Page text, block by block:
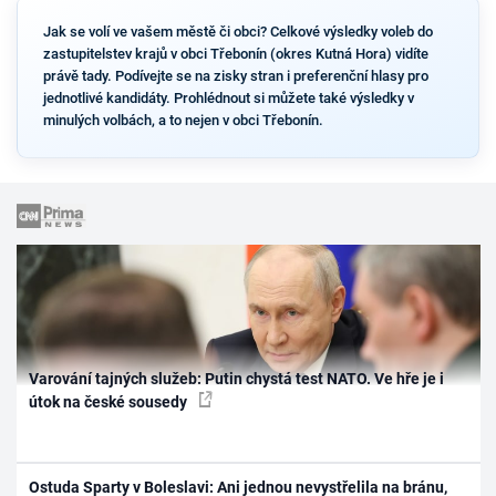
Jak se volí ve vašem městě či obci? Celkové výsledky voleb do
zastupitelstev krajů v obci Třebonín (okres Kutná Hora) vidíte
právě tady. Podívejte se na zisky stran i preferenční hlasy pro
jednotlivé kandidáty. Prohlédnout si můžete také výsledky v
minulých volbách, a to nejen v obci Třebonín.
Varování tajných služeb: Putin chystá test NATO. Ve hře je i
útok na české sousedy
Ostuda Sparty v Boleslavi: Ani jednou nevystřelila na bránu,